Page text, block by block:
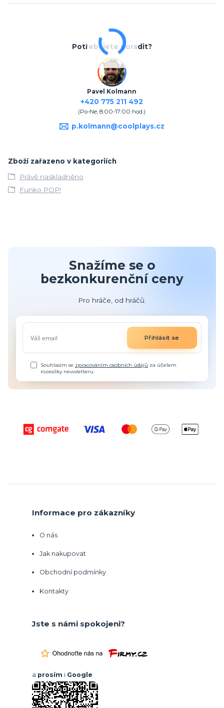
Potřebujete poradit?
Pavel Kolmann
+420 775 211 492
(Po-Ne, 8:00-17:00 hod.)
p.kolmann@coolplays.cz
Zboží zařazeno v kategoriích
Právě naskladněno
Funko POP!
Snažíme se o
bezkonkurenční ceny
Pro hráče, od hráčů.
Přihlásit se
Souhlasím se zpracováním osobních údajů za účelem
rozesílky newsletteru.
Informace pro zákazníky
O nás
Jak nakupovat
Obchodní podmínky
Kontakty
Jste s námi spokojeni?
a prosím i Google